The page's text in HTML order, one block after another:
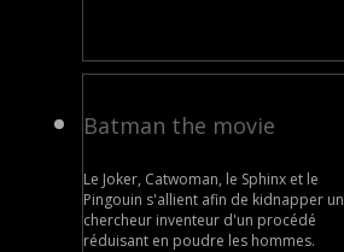
Batman the movie
Le Joker, Catwoman, le Sphinx et le
Pingouin s'allient afin de kidnapper un
chercheur inventeur d'un procédé
réduisant en poudre les hommes.